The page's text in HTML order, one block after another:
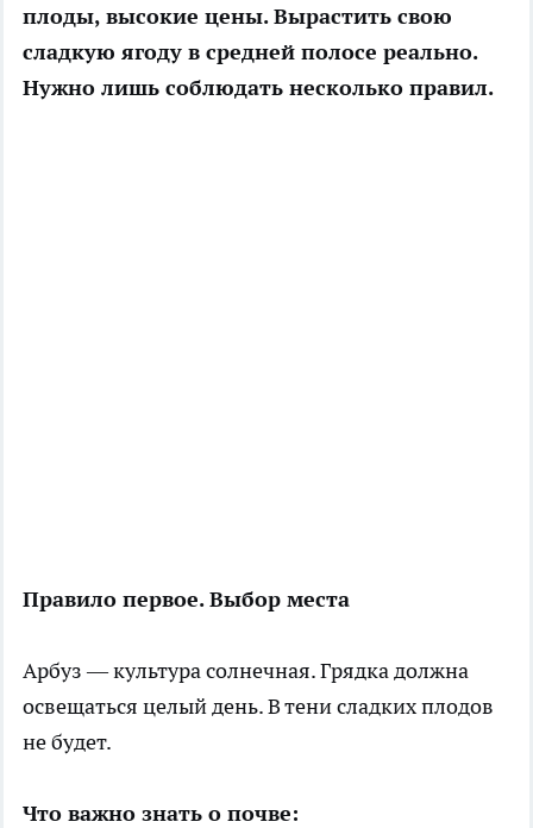
плоды, высокие цены. Вырастить свою
сладкую ягоду в средней полосе реально.
Нужно лишь соблюдать несколько правил.
Правило первое. Выбор места
Арбуз — культура солнечная. Грядка должна
освещаться целый день. В тени сладких плодов
не будет.
Что важно знать о почве: